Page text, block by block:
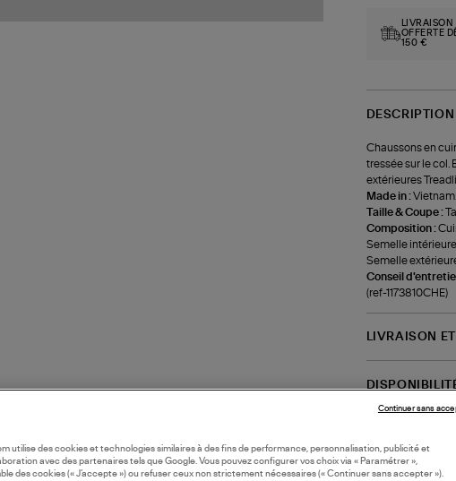
LIVRAISON
OFFERTE
150 €
DESCRIPTION
Chaussons en
tressée sur le col.
extérieures
Made in :Vietnam.
Taille & Coupe :
Composition :
Semelle
Semelle
Conseil
(ref-1173810CHE)
LIVRAISON
utilise des cookies et technologies similaires à des fins de performance, personnalisation, publicité et
avec des partenaires tels que Google. Vous pouvez configurer vos choix via « Paramétrer »,
des cookies (« J’accepte ») ou refuser ceux non strictement nécessaires (« Continuer sans accepter »).
Continuer sans